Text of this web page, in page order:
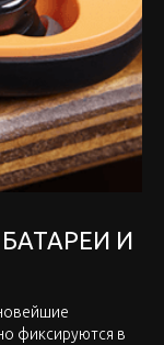
И
фиксируются в